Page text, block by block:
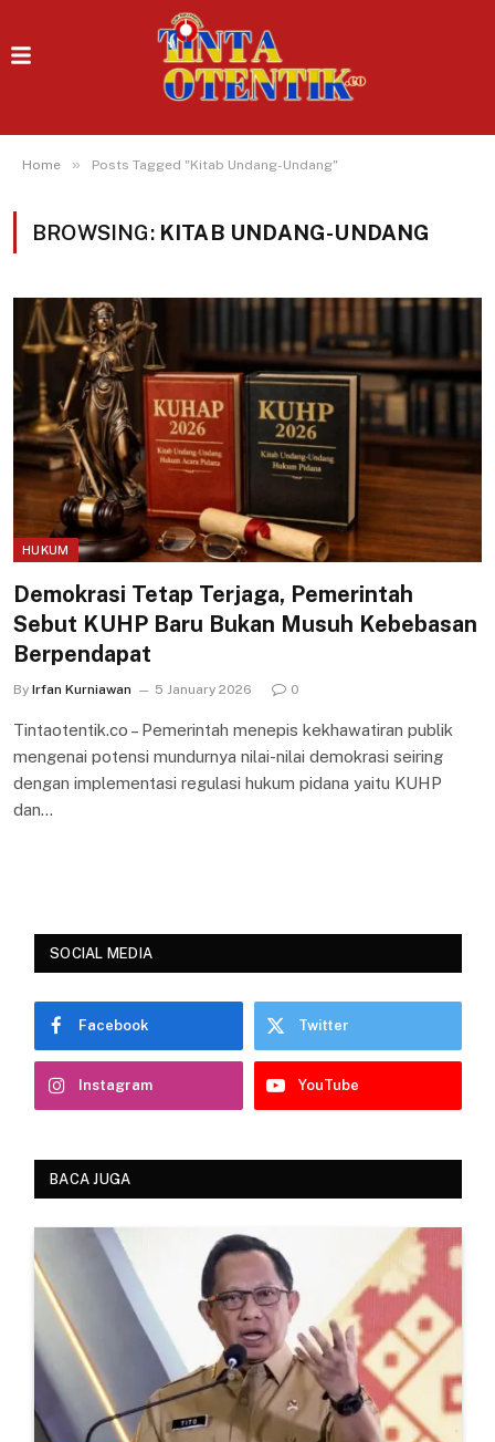
Home » Posts Tagged "Kitab Undang-Undang"
BROWSING: KITAB UNDANG-UNDANG
HUKUM
Demokrasi Tetap Terjaga, Pemerintah
Sebut KUHP Baru Bukan Musuh Kebebasan
Berpendapat
By Irfan Kurniawan 5 January 2026 0
Tintaotentik.co – Pemerintah menepis kekhawatiran publik
mengenai potensi mundurnya nilai-nilai demokrasi seiring
dengan implementasi regulasi hukum pidana yaitu KUHP
dan…
SOCIAL MEDIA
Facebook Twitter
Instagram YouTube
BACA JUGA